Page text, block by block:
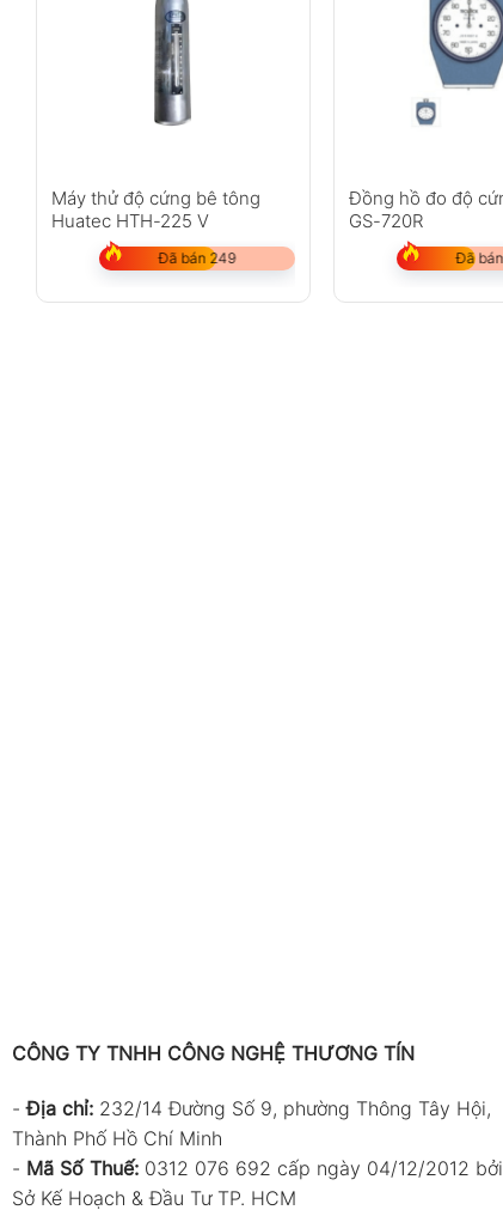
Máy thử độ cứng bê tông
Huatec HTH-225 V
Đã bán 249
Đồng hồ đo độ
GS-720R
Đã
CÔNG TY TNHH CÔNG NGHỆ THƯƠNG TÍN
-Địa chỉ: 232/14 Đường Số 9, phường Thông Tây Hội,
Thành Phố Hồ Chí Minh
- Mã Số Thuế: 0312 076 692 cấp ngày 04/12/2012 bởi
Sở Kế Hoạch & Đầu Tư TP. HCM